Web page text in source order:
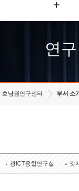
고객의소
수의계약
연
호남권연구센터 부서 소
광ICT융합연구실 엣